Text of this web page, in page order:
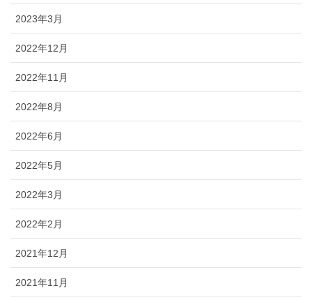
2023年3月
2022年12月
2022年11月
2022年8月
2022年6月
2022年5月
2022年3月
2022年2月
2021年12月
2021年11月